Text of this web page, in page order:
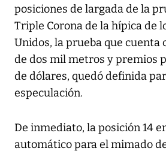
posiciones de largada de la
Triple Corona de la hípica de
Unidos, la prueba que cuenta
de dos mil metros y premios
de dólares, quedó definida
especulación.
De inmediato, la posición 14
automático para el mimado